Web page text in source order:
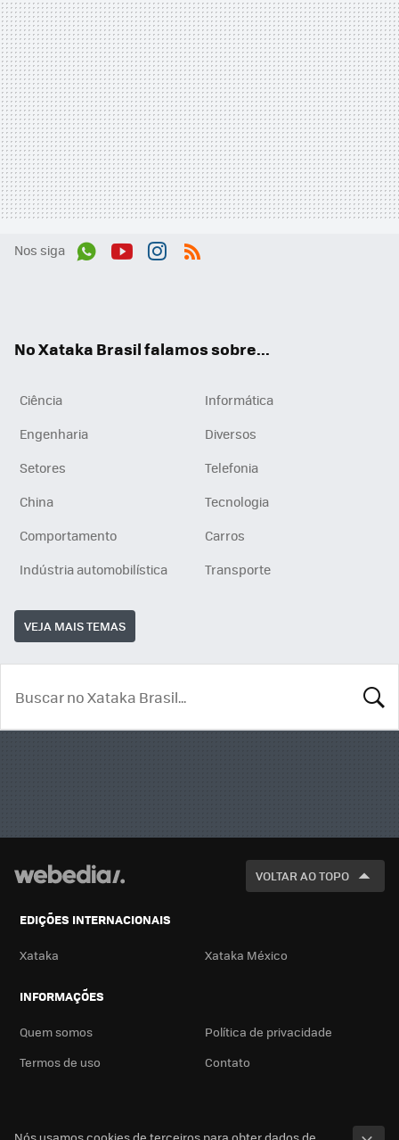
Nos siga
No Xataka Brasil falamos sobre...
Ciência
Informática
Engenharia
Diversos
Setores
Telefonia
China
Tecnologia
Comportamento
Carros
Indústria automobilística
Transporte
VEJA MAIS TEMAS
VOLTAR AO TOPO
EDIÇÕES INTERNACIONAIS
Xataka Xataka México
INFORMAÇÕES
Quem somos
Política de privacidade
Termos de uso
Contato